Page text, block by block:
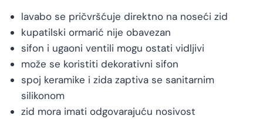
lavabo se pričvršćuje direktno na noseći zid
kupatilski ormarić nije obavezan
sifon i ugaoni ventili mogu ostati vidljivi
može se koristiti dekorativni sifon
spoj keramike i zida zaptiva se sanitarnim
silikonom
zid mora imati odgovarajuću nosivost